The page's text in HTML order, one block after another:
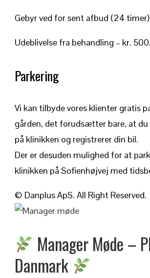
Gebyr ved for sent afbud (24
Udeblivelse fra behandling – kr.
Parkering
Vi kan tilbyde vores klienter gratis
gården, det forudsætter bare, at
på klinikken og registrerer din bil.
Der er desuden mulighed for at
klinikken på Sofienhøjvej med
© Danplus ApS. All Right Reserved.
Manager Møde –
Danmark